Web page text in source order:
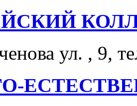
ул. , 9,